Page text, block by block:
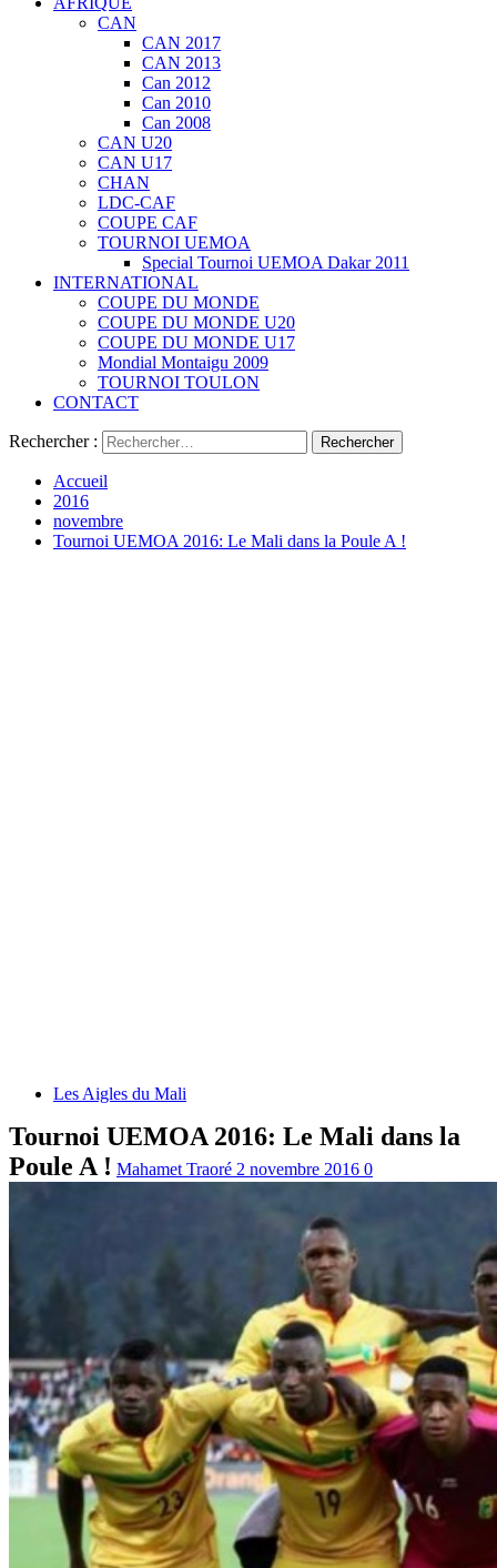
CAN
CAN 2017
CAN 2013
Can 2012
Can 2010
Can 2008
CAN U20
CAN U17
CHAN
LDC-CAF
COUPE CAF
TOURNOI UEMOA
Special Tournoi UEMOA Dakar 2011
INTERNATIONAL
COUPE DU MONDE
COUPE DU MONDE U20
COUPE DU MONDE U17
Mondial Montaigu 2009
TOURNOI TOULON
CONTACT
Rechercher :
Accueil
2016
novembre
Tournoi UEMOA 2016: Le Mali dans la Poule A !
Les Aigles du Mali
Tournoi UEMOA 2016: Le Mali dans la
Poule A ! Mahamet Traoré 2 novembre 2016 0